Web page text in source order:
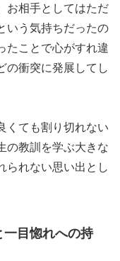
お相手としてはただ
いう気持ちだったの
たことで心がすれ違
の衝突に発展してし
くても割り切れない
の教訓を学ぶ大きな
られない思い出とし
目惚れへの持